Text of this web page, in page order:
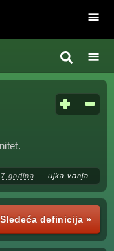
godina ujka vanja
Sledeća definicija »